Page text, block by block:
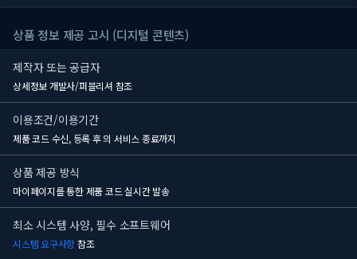
상품 정보 제공 고시 (디지털 콘텐츠)
제작자 또는 공급자
상세정보 개발사/퍼블리셔 참조
이용조건/이용기간
제품 코드 수신, 등록 후의 서비스 종료까지
상품 제공 방식
마이페이지를 통한 제품 코드 실시간 발송
최소 시스템 사양, 필수 소프트웨어
시스템 요구사항참조